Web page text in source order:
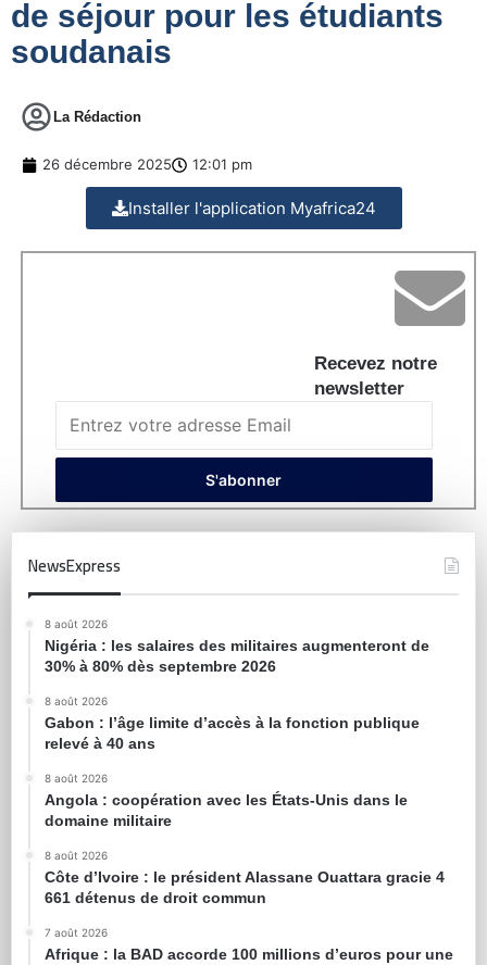
de séjour pour les étudiants
soudanais
La Rédaction
26 décembre 2025 12:01 pm
Installer l'application Myafrica24
Recevez notre
newsletter
NewsExpress
8 août 2026
Nigéria : les salaires des militaires augmenteront de
30% à 80% dès septembre 2026
8 août 2026
Gabon : l’âge limite d’accès à la fonction publique
relevé à 40 ans
8 août 2026
Angola : coopération avec les États-Unis dans le
domaine militaire
8 août 2026
Côte d’Ivoire : le président Alassane Ouattara gracie 4
661 détenus de droit commun
7 août 2026
Afrique : la BAD accorde 100 millions d’euros pour une